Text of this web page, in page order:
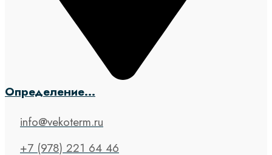
Определение...
info@vekoterm.ru
+7 (978) 221 64 46